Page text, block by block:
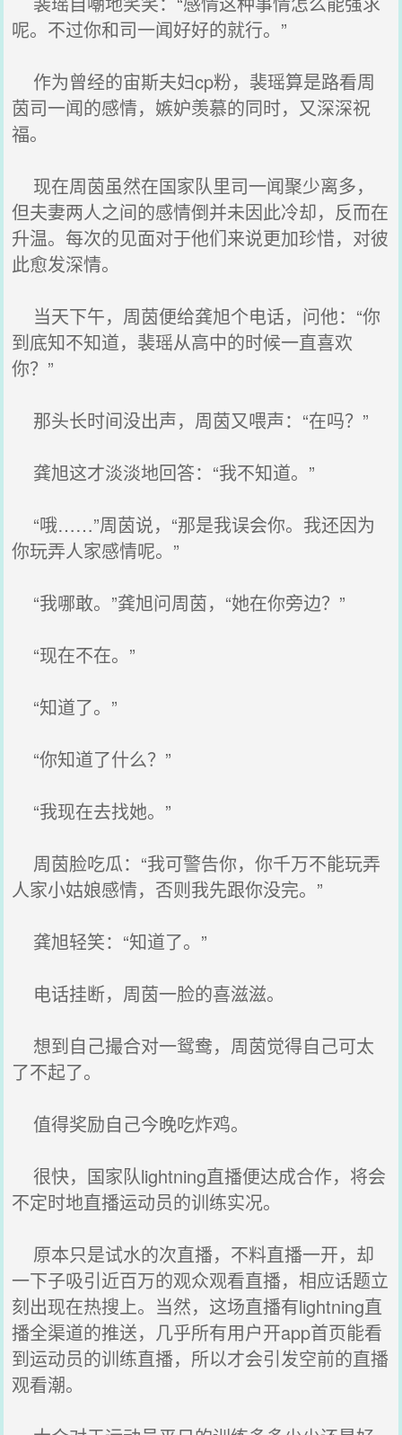
呢。不过你和司一闻好好的就行。”
作为曾经的宙斯夫妇cp粉，裴瑶算是路看周
茵司一闻的感情，嫉妒羡慕的同时，又深深祝
福。
现在周茵虽然在国家队里司一闻聚少离多，
但夫妻两人之间的感情倒并未因此冷却，反而在
升温。每次的见面对于他们来说更加珍惜，对彼
此愈发深情。
当天下午，周茵便给龚旭个电话，问他：“你
到底知不知道，裴瑶从高中的时候一直喜欢
你？”
那头长时间没出声，周茵又喂声：“在吗？”
龚旭这才淡淡地回答：“我不知道。”
“哦……”周茵说，“那是我误会你。我还因为
你玩弄人家感情呢。”
“我哪敢。”龚旭问周茵，“她在你旁边？”
“现在不在。”
“知道了。”
“你知道了什么？”
“我现在去找她。”
周茵脸吃瓜：“我可警告你，你千万不能玩弄
人家小姑娘感情，否则我先跟你没完。”
龚旭轻笑：“知道了。”
电话挂断，周茵一脸的喜滋滋。
想到自己撮合对一鸳鸯，周茵觉得自己可太
了不起了。
值得奖励自己今晚吃炸鸡。
很快，国家队lightning直播便达成合作，将会
不定时地直播运动员的训练实况。
原本只是试水的次直播，不料直播一开，却
一下子吸引近百万的观众观看直播，相应话题立
刻出现在热搜上。当然，这场直播有lightning直
播全渠道的推送，几乎所有用户开app首页能看
到运动员的训练直播，所以才会引发空前的直播
观看潮。